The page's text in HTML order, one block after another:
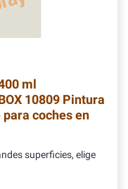
ml
10809 Pintura
coches en
superficies, elige